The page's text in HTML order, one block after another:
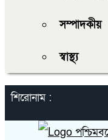
সম্পাদকীয়
স্বাস্থ্য
শিরোনাম :
পশ্চিমবঙ্গে